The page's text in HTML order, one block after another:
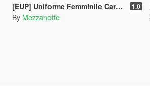
[EUP] Uniforme Femminile Carabinieri 1.0
By Mezzanotte